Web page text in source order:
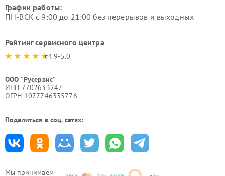
Мы принимаем
График работы:
ПН-ВСК с 9:00 до 21:00 без перерывов и выходных
Рейтинг сервисного центра
4.9-5.0
ООО "Русервис"
ИНН 7702633247
ОГРН 1077746335776
Поделиться в соц. сетях: